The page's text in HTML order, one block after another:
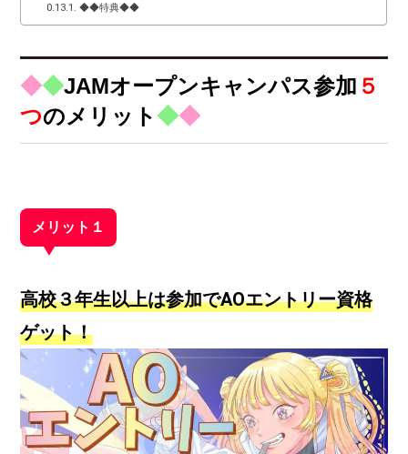
◆◆特典◆◆
◆◆JAMオープンキャンパス参加 ５
つのメリット ◆◆
メリット１
高校３年生以上は参加でAOエントリー資格
ゲット！